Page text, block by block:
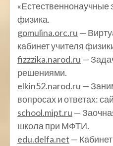
«Естественнонаучные
физика.
gomulina.orc.ru —
кабинет учителя
fizzzika.narod.ru —
решениями.
elkin52.narod.ru —
вопросах и ответах:
school.mipt.ru —
школа при МФТИ.
edu.delfa.net —